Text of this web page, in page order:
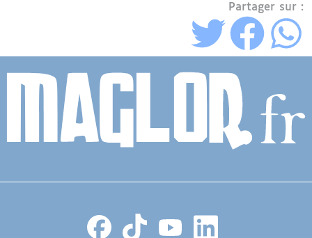
Partager sur :